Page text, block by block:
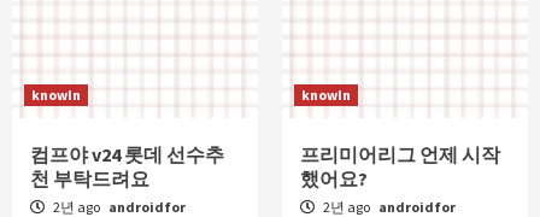
knowIn
컴프야 v24 롯데 선수추
천 부탁드려요
2년 ago androidfor
knowIn
프리미어리그 언제 시작
했어요?
2년 ago androidfor